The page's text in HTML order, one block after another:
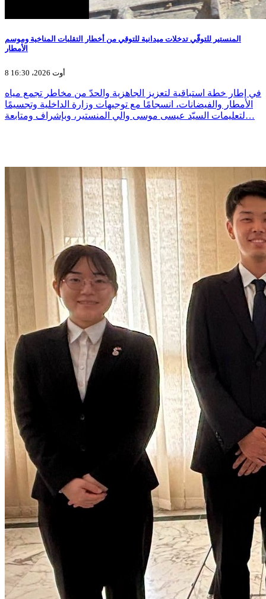
المنستير للتوقّي تدخلات ميدانية للتوقي من أخطار التقلبات المناخية وموسم
الأمطار
8 أوت 2026، 16:30
في إطار خطة استباقية لتعزيز الجاهزية والحدّ من مخاطر تجمع مياه
الأمطار والفيضانات، انسجامًا مع توجيهات وزارة الداخلية وتجسيمًا
لتعليمات السيّد عيسى موسى والي المنستير، وبإشراف ومتابعة…